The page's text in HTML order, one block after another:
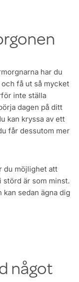
har du
få ut så mycket
inte ställa
dagen på ditt
kan kryssa av ett
får dessutom mer
du möjlighet att
är som minst.
sedan ägna dig
något